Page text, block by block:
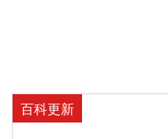
百科更新